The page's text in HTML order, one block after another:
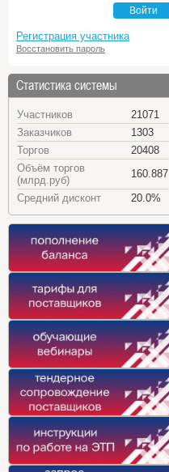
Войти
Регистрация участника
Восстановить пароль
Статистика системы
Участников
21071
Заказчиков
1303
Торгов
20408
Объём торгов
(млрд.руб)
160.887
Средний дисконт
20.0%